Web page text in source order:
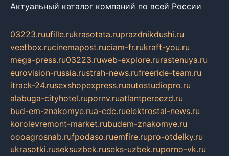
Актуальный каталог компаний по всей России
03223.ruufille.rukrasotata.ruprazdnikdushi.ru
veetbox.rucinemapost.ruciam-fr.rukraft-you.ru
mega-press.ru03223.ruweb-explore.rurastenuya.ru
eurovision-russia.rustrah-news.rufreeride-team.ru
itrack-24.rusexshopexpress.ruautostudiopro.ru
alabuga-cityhotel.rupornv.ruatlantpereezd.ru
bud-em-znakomye.rua-cdc.ruelektrostal-news.ru
korolevremont-market.rubudem-znakomye.ru
oooagrosnab.rufpodaso.ruemfire.rupro-otdelky.ru
ukrasotki.ruseksuzbek.ruseks-uzbek.ruporno-vk.ru